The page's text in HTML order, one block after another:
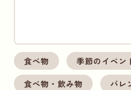
食べ物
季節のイベン
食べ物・飲み物
バレ